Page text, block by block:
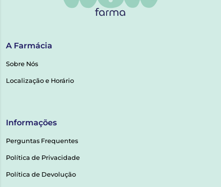
A Farmácia
Sobre Nós
Localização e Horário
Informações
Perguntas Frequentes
Política de Privacidade
Política de Devolução